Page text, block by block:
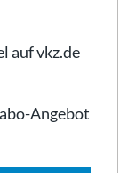
auf vkz.de
Angebot